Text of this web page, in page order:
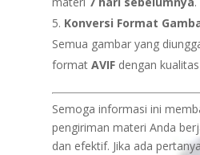
Konversi Format
Semua gambar yang
format AVIFdengan kualitas
Semoga informasi ini
pengiriman materi Anda
dan efektif. Jika ada